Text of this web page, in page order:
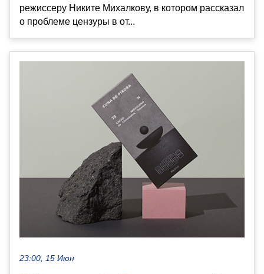
режиссеру Никите Михалкову, в котором рассказал
о проблеме цензуры в от...
23:00, 15 Июн